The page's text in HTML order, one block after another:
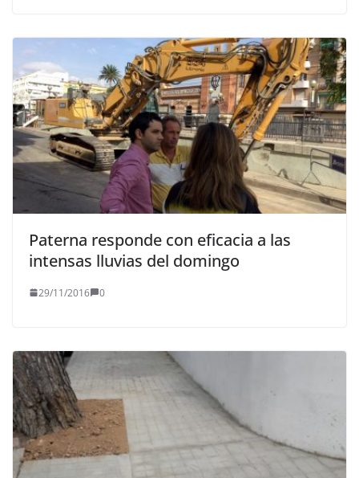
Paterna responde con eficacia a las
intensas lluvias del domingo
29/11/2016 0